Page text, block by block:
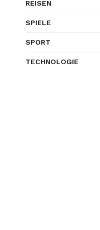
REISEN
SPIELE
SPORT
TECHNOLOGIE